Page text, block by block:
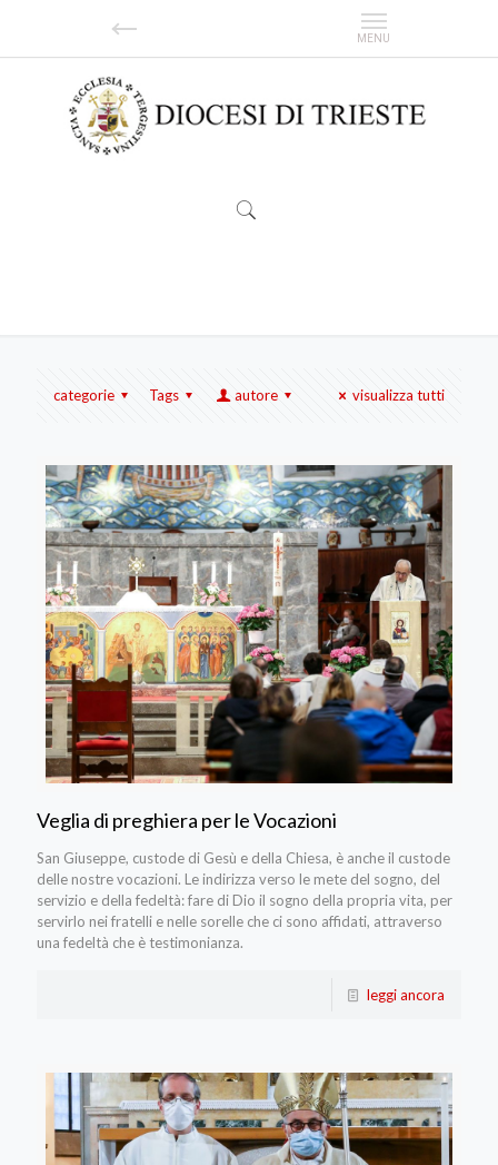
categorie Tags autore visualizza tutti
Veglia di preghiera per le Vocazioni
San Giuseppe, custode di Gesù e della Chiesa, è anche il custode
delle nostre vocazioni. Le indirizza verso le mete del sogno, del
servizio e della fedeltà: fare di Dio il sogno della propria vita, per
servirlo nei fratelli e nelle sorelle che ci sono affidati, attraverso
una fedeltà che è testimonianza.
leggi ancora